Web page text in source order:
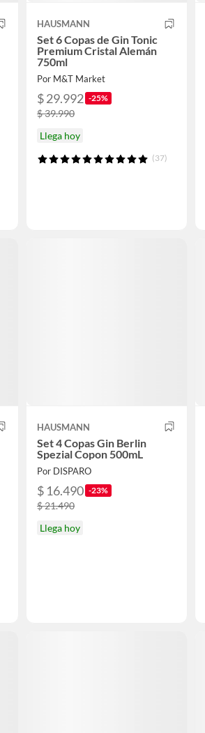
HAUSMANN
Set 6 Copas de Gin Tonic
Premium Cristal Alemán
750ml
Por M&T Market
$ 29.992 -25%
$ 39.990
Llega hoy
(37)
HAUSMANN
Set 4 Copas Gin Berlin
Spezial Copon 500mL
Por DISPARO
$ 16.490 -23%
$ 21.490
Llega hoy